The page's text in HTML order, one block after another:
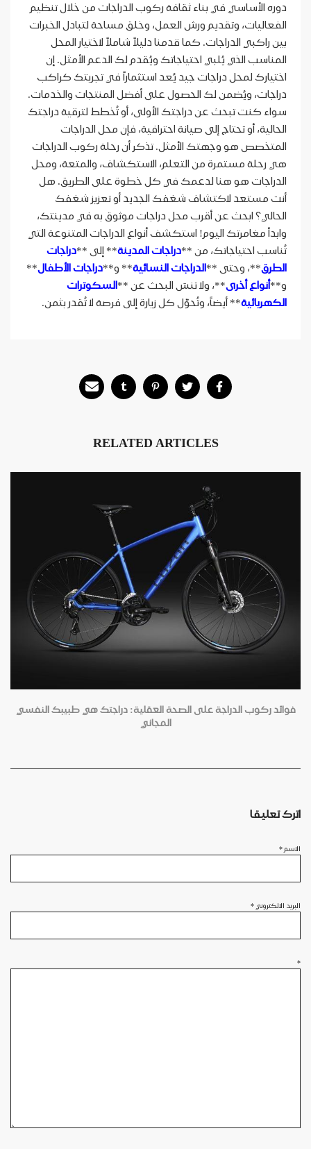
دوره الأساسي في بناء ثقافة ركوب الدراجات من خلال تنظيم
الفعاليات، وتقديم ورش العمل، وخلق مساحة لتبادل الخبرات
بين راكبي الدراجات. كما قدمنا دليلاً شاملاً لاختيار المحل
المناسب الذي يُلبي احتياجاتك ويُقدم لك الدعم الأمثل. إن
اختيارك لمحل دراجات جيد يُعد استثماراً في تجربتك كراكب
دراجات، ويُضمن لك الحصول على أفضل المنتجات والخدمات.
سواء كنت تبحث عن دراجتك الأولى، أو تُخطط لترقية دراجتك
الحالية، أو تحتاج إلى صيانة احترافية، فإن محل الدراجات
المتخصص هو وجهتك الأمثل. تذكر أن رحلة ركوب الدراجات
هي رحلة مستمرة من التعلم، الاستكشاف، والمتعة، ومحل
الدراجات هو هنا لدعمك في كل خطوة على الطريق. هل
أنت مستعد لاكتشاف شغفك الجديد أو تعزيز شغفك
الحالي؟ ابحث عن أقرب محل دراجات موثوق به في مدينتك،
وابدأ مغامرتك اليوم! استكشف أنواع الدراجات المتنوعة التي
تُناسب احتياجاتك، من **دراجات المدينة** إلى **دراجات
الطرق**، وحتى **الدراجات النسائية** و**دراجات الأطفال**
و**أنواع أخرى**، ولا تنسَ البحث عن **السكوترات
الكهربائية** أيضاً، وتُحوّل كل زيارة إلى فرصة لا تُقدر بثمن.
RELATED ARTICLES
فوائد ركوب الدراجة على الصحة العقلية: دراجتك هي طبيبك النفسي
المجاني
اترك تعليقا
الاسم *
البريد الالكتروني *
*